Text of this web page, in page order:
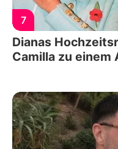
7
Dianas
Camilla zu einem